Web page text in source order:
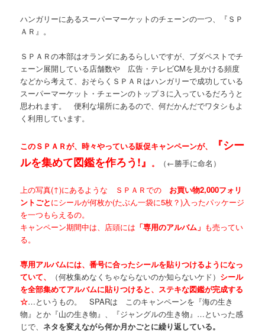
ハンガリーにあるスーパーマーケットのチェーンの一つ、『ＳＰ
ＡＲ』。
ＳＰＡＲの本部はオランダにあるらしいですが、ブダペストでチ
ェーン展開している店舗数や 広告・テレビCMを見かける頻度
などから考えて、おそらくＳＰＡＲはハンガリーで成功している
スーパーマーケット・チェーンのトップ３に入っているだろうと
思われます。 便利な場所にあるので、何だかんだでワタシもよ
く利用しています。
このＳＰＡＲが、時々やっている販促キャンペーンが、
『シー
ルを集めて図鑑を作ろう!』 。 （←勝手に命名）
上の写真(↑)にあるような ＳＰＡＲでの お買い物2,000フォリ
ントごとにシールが何枚か(たぶん一袋に5枚？)入ったパッケージ
を一つもらえるの。
キャンペーン期間中は、店頭には 「専用のアルバム」 も売ってい
る。
専用アルバムには、番号に合ったシールを貼りつけるようになっ
ていて、
（何枚集めなくちゃならないのか知らないケド） シール
を全部集めてアルバムに貼りつけると、ステキな図鑑が完成する
☆…というもの。 SPARは このキャンペーンを『海の生き
物』とか『山の生き物』、『ジャングルの生き物』…といった感
じで、ネタを変えながら何か月かごとに繰り返している。